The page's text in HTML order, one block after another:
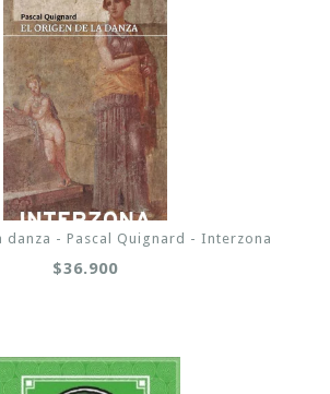
danza - Pascal Quignard - Interzona
$36.900